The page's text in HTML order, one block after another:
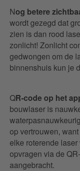
Nog betere
wordt gezegd dat
zien is dan rood
zonlicht! Zonlicht
gedwongen om de
binnenshuis kun je
QR-code op het
bouwlaser is
op vertrouwen,
elke roterende
opvragen via de
aangebracht.